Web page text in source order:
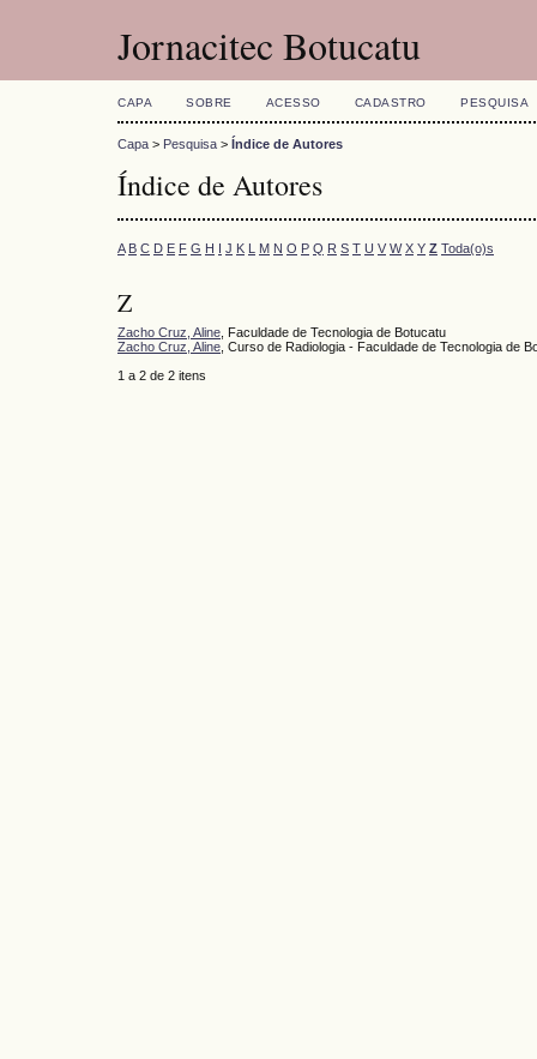
Jornacitec Botucatu
CAPA SOBRE ACESSO CADASTRO PESQUISA
Capa > Pesquisa > Índice de Autores
Índice de Autores
A B C D E F G H I J K L M N O P Q R S T U V W X Y Z Toda(o)s
Z
Zacho Cruz, Aline , Faculdade de Tecnologia de Botucatu
Zacho Cruz, Aline , Curso de Radiologia - Faculdade de Tecnologia de
1 a 2 de 2 itens